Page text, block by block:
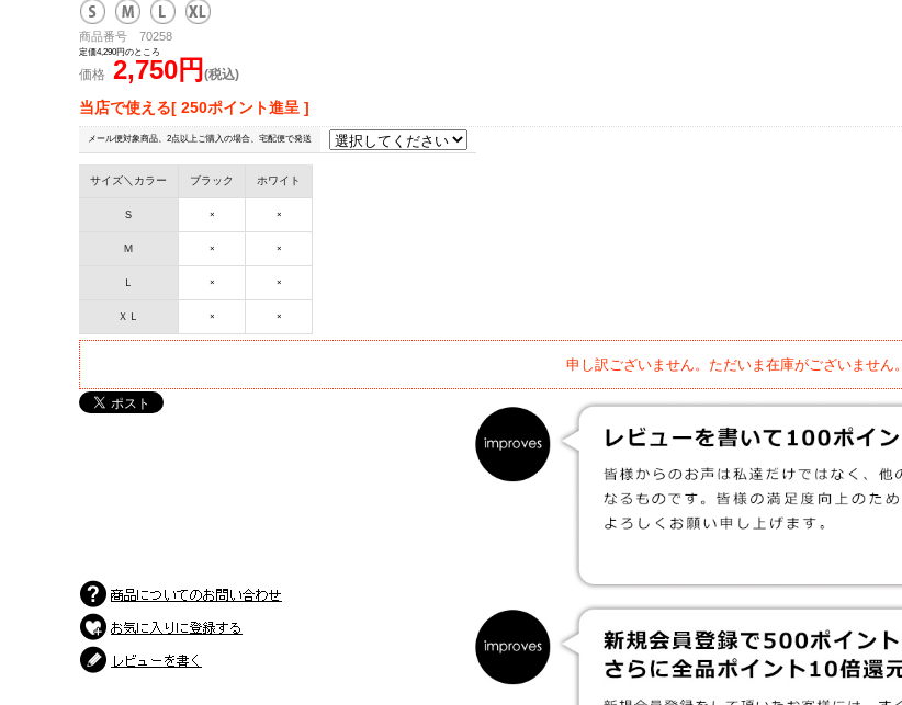
商品番号 70258
定価4,290円のところ
価格 2,750円 (税込)
当店で使える[ 250ポイント進呈 ]
メール便対象商品、2点以上ご購入の場合、宅配便で発送
サイズ＼カラー ブラック ホワイト
Ｓ × ×
Ｍ × ×
Ｌ × ×
ＸＬ × ×
申し訳ございません。ただいま在庫がございません。